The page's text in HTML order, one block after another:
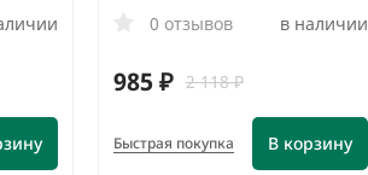
0 отзывов
в наличии
985 ₽ 2 118 ₽
В корзину
Быстрая покупка